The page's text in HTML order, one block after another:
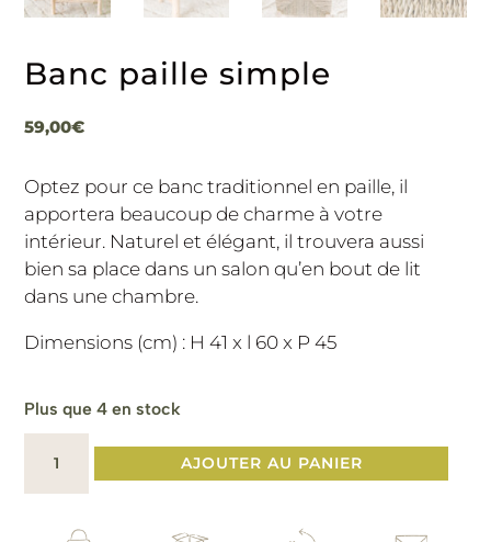
Banc paille simple
59,00€
Optez pour ce banc traditionnel en paille, il
apportera beaucoup de charme à votre
intérieur. Naturel et élégant, il trouvera aussi
bien sa place dans un salon qu’en bout de lit
dans une chambre.
Dimensions (cm) : H 41 x l 60 x P 45
Plus que 4 en stock
quantité
Banc
AJOUTER AU PANIER